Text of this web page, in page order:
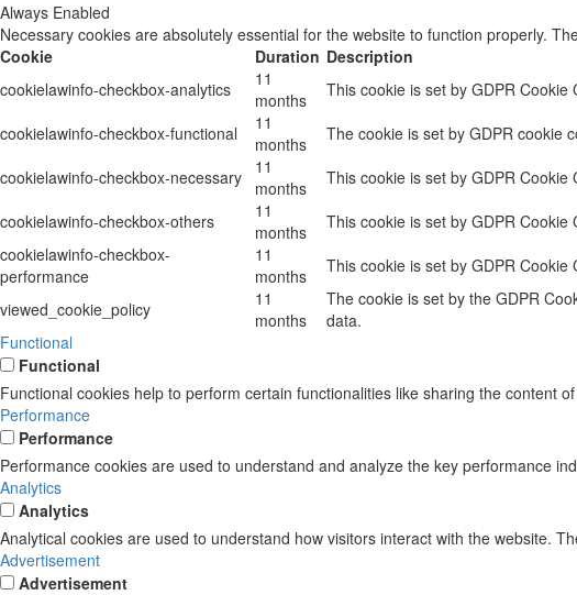
Always Enabled
Necessary cookies are absolutely essential for the website to function properly.
Cookie
Duration Description
cookielawinfo-checkbox-analytics
11
months
This cookie is set by GDPR
cookielawinfo-checkbox-functional
11
months
The cookie is set by GDPR cookie
cookielawinfo-checkbox-necessary
11
months
This cookie is set by GDPR
cookielawinfo-checkbox-others
11
months
This cookie is set by GDPR
cookielawinfo-checkbox-
performance
11
months
This cookie is set by GDPR
viewed_cookie_policy
11
months
The cookie is set by the GDPR
data.
Functional
Functional
Functional cookies help to perform certain functionalities like sharing the content
Performance
Performance
Performance cookies are used to understand and analyze the key performance
Analytics
Analytics
Analytical cookies are used to understand how visitors interact with the website.
Advertisement
Advertisement